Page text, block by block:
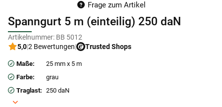
Frage zum Artikel
Spanngurt 5 m (einteilig) 250 daN
Artikelnummer: BB 5012
5,0|2 Bewertungen| Trusted Shops
Maße:
25 mm x 5 m
Farbe:
grau
Traglast: 250 daN